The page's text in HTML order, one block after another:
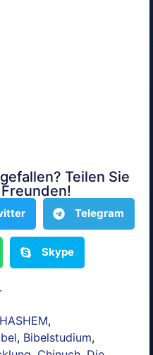
Teilen Sie
Telegram
Skype
,
, Bibelstudium,